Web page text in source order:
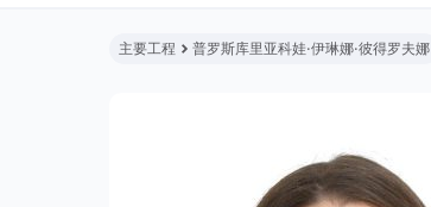
主要工程 普罗斯库里亚科娃·伊琳娜·彼得罗夫娜